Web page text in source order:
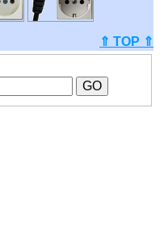
⇑ TOP ⇑